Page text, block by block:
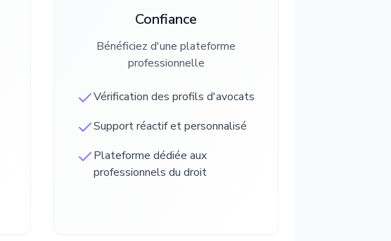
Confiance
Bénéficiez d'une plateforme
professionnelle
Vérification des profils d'avocats
Support réactif et personnalisé
Plateforme dédiée aux
professionnels du droit